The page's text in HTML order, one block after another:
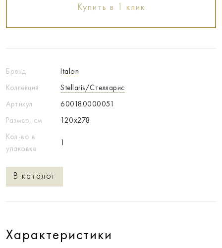
Бренд
Italon
Коллекция
Stellaris/Стелларис
Артикул
600180000051
Размер, см
120x278
Кол-во в
упаковке
1
В каталог
Купить в 1 клик
Характеристики